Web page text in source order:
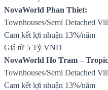
NovaWorld Phan Thiet:
Townhouses/Semi Detached
Cam kết lợi nhuận 13%/năm
Giá từ 5 Tỷ VND
NovaWorld Ho Tram –
Townhouses/Semi Detached
Cam kết lợi nhuận 13%/năm